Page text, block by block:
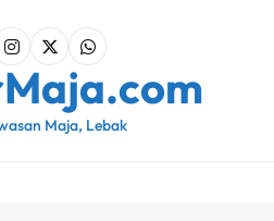
Maja, Lebak